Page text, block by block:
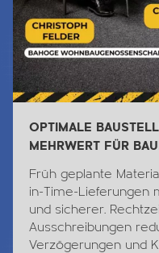
OPTIMALE
MEHRWERT FÜR
Früh geplante
in-Time-Lieferungen
und sicherer.
Ausschreibungen
Verzögerungen und